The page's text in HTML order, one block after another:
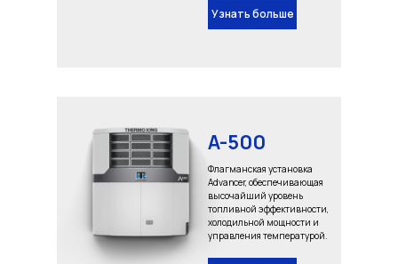
Флагманская установка
Advancer, обеспечивающая
высочайший уровень
топливной эффективности,
холодильной мощности и
управления температурой.
Узнать больше
A-500